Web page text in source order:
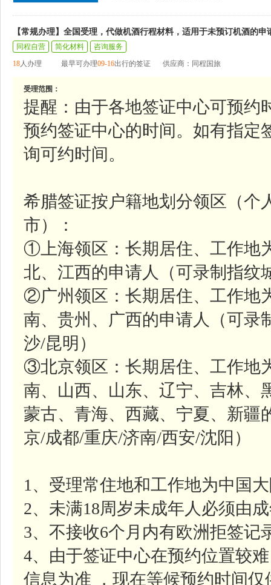
【常规办理】全国受理，代做机酒行程材料，适用于未预订机酒的申
同程自营 简化材料
咨询服务
18人办理 最早可办理09-16出行的签证 供应商：同程国旅
受理范围：
提醒：由于各地签证中心可预约
预约签证中心的时间。如有指定
询可约时间。
希腊签证按户籍地划分领区（个
市）：
①上海领区：长期居住、工作地
北、江西的申请人（可录制指纹
②广州领区：长期居住、工作地
南、贵州、广西的申请人（可录
沙/昆明）
③北京领区：长期居住、工作地
南、山西、山东、辽宁、吉林、
蒙古、青海、西藏、宁夏、新疆
京/成都/重庆/济南/西安/沈阳）
1、受理常住地和工作地为中国
2、未满18周岁未成年人必须由
3、不接收6个月内有欧洲拒签记
4、由于签证中心在预约位置较
信息为准 ，现在等候预约时间